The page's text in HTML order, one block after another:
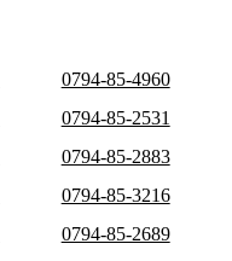
0794-85-4960
0794-85-2531
0794-85-2883
0794-85-3216
0794-85-2689